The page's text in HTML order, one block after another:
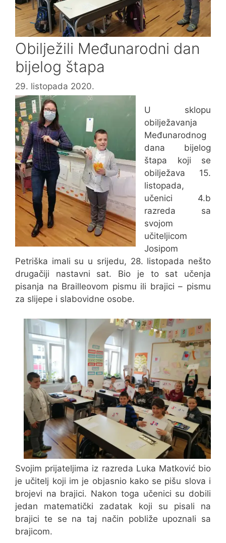
Obilježili Međunarodni dan
bijelog štapa
29. listopada 2020.
U sklopu
obilježavanja
Međunarodnog
dana bijelog
štapa koji se
obilježava 15.
listopada,
učenici 4.b
razreda sa
svojom
učiteljicom
Josipom
Petriška imali su u srijedu, 28. listopada nešto
drugačiji nastavni sat. Bio je to sat učenja
pisanja na Brailleovom pismu ili brajici – pismu
za slijepe i slabovidne osobe.
Svojim prijateljima iz razreda Luka Matković bio
je učitelj koji im je objasnio kako se pišu slova i
brojevi na brajici. Nakon toga učenici su dobili
jedan matematički zadatak koji su pisali na
brajici te se na taj način pobliže upoznali sa
brajicom.